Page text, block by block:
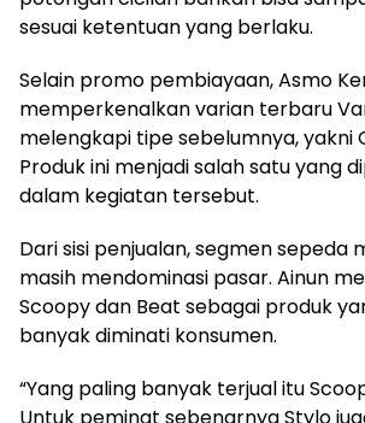
sesuai ketentuan yang berlaku.
Selain promo pembiayaan, Asmo
memperkenalkan varian terbaru
melengkapi tipe sebelumnya, yakni
Produk ini menjadi salah satu yang
dalam kegiatan tersebut.
Dari sisi penjualan, segmen sepeda
masih mendominasi pasar. Ainun
Scoopy dan Beat sebagai produk
banyak diminati konsumen.
“Yang paling banyak terjual itu
Untuk peminat sebenarnya Stylo